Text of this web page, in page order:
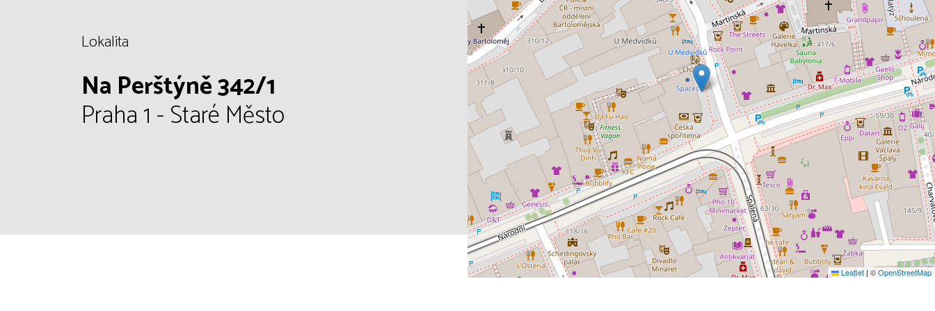
Leaflet | ©OpenStreetMap
Lokalita
Na Perštýně 342/1
Praha 1 - Staré Město